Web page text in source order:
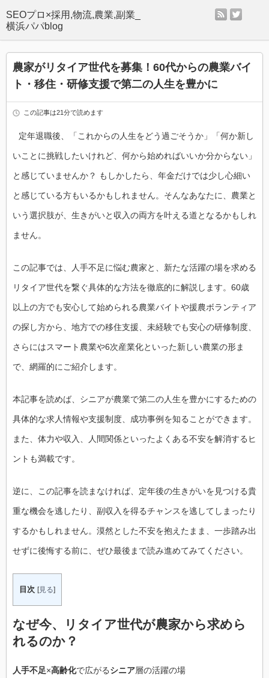
SEOプロ×採用,物流,農業,副業_
横浜パパblog
rss
農家がリタイア世代を募集！60代からの農業バイ
ト・移住・研修支援で第二の人生を豊かに
この記事は21分で読めます
定年退職後、「これからの人生をどう過ごそうか」「何か新し
いことに挑戦したいけれど、何から始めればいいか分からない」
と感じていませんか？ もしかしたら、年金だけでは少し心細い
と感じている方もいるかもしれません。そんなあなたに、農業と
いう選択肢が、生きがいと収入の両方を叶える道となるかもしれ
ません。
この記事では、人手不足に悩む農家と、新たな活躍の場を求める
リタイア世代を繋ぐ具体的な方法を徹底的に解説します。60歳
以上の方でも安心して始められる農業バイトや援農ボランティア
の探し方から、地方での移住支援、未経験でも安心の研修制度、
さらにはスマート農業や6次産業化といった新しい農業の形ま
で、網羅的にご紹介します。
本記事を読めば、シニアが農業で第二の人生を豊かにするための
具体的な求人情報や支援制度、成功事例を知ることができます。
また、体力や収入、人間関係といったよくある不安を解消するヒ
ントも満載です。
逆に、この記事を読まなければ、定年後の生きがいを見つける貴
重な機会を逃したり、副収入を得るチャンスを逃してしまったり
するかもしれません。漠然とした不安を抱えたまま、一歩踏み出
せずに後悔する前に、ぜひ最後まで読み進めてみてください。
目次 [見る]
なぜ今、 リタイア世代が農家から求めら
れるのか？
人手不足×高齢化で広がるシニア層の活躍の場